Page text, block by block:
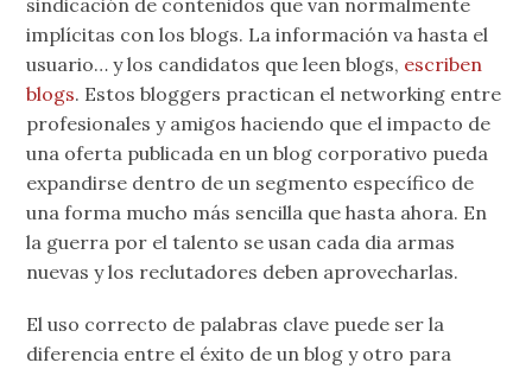
implícitas con los blogs. La información va hasta el
usuario… y los candidatos que leen blogs, escriben
blogs. Estos bloggers practican el networking entre
profesionales y amigos haciendo que el impacto de
una oferta publicada en un blog corporativo pueda
expandirse dentro de un segmento específico de
una forma mucho más sencilla que hasta ahora. En
la guerra por el talento se usan cada dia armas
nuevas y los reclutadores deben aprovecharlas.
El uso correcto de palabras clave puede ser la
diferencia entre el éxito de un blog y otro para